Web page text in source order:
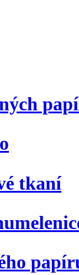
tkaní